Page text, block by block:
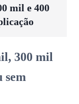
mil e 400
300 mil
sem